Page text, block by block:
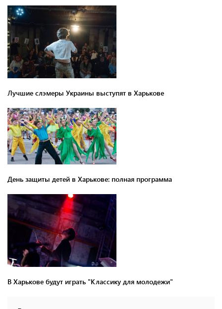
Лучшие слэмеры Украины выступят в Харькове
День защиты детей в Харькове: полная программа
В Харькове будут играть "Классику для молодежи"